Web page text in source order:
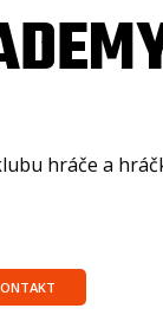
hráče a